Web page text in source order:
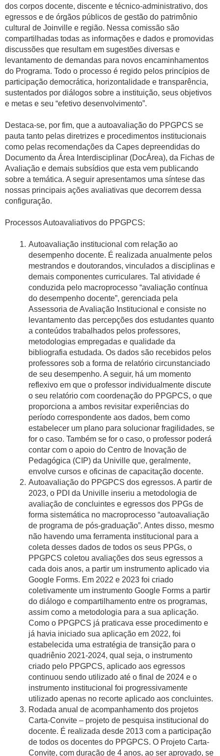
dos corpos docente, discente e técnico-administrativo, dos
egressos e de órgãos públicos de gestão do patrimônio
cultural de Joinville e região. Nessa comissão são
compartilhadas todas as informações e dados e promovidas
discussões que resultam em sugestões diversas e
levantamento de demandas para novos encaminhamentos
do Programa. Todo o processo é regido pelos princípios de
participação democrática, horizontalidade e transparência,
sustentados por diálogos sobre a instituição, seus objetivos
e metas e seu “efetivo desenvolvimento”.
Destaca-se, por fim, que a autoavaliação do PPGPCS se
pauta tanto pelas diretrizes e procedimentos institucionais
como pelas recomendações da Capes depreendidas do
Documento da Área Interdisciplinar (DocÁrea), da Fichas de
Avaliação e demais subsídios que esta vem publicando
sobre a temática. A seguir apresentamos uma síntese das
nossas principais ações avaliativas que decorrem dessa
configuração.
Processos Autoavaliativos do PPGPCS:
Autoavaliação institucional com relação ao
desempenho docente. É realizada anualmente pelos
mestrandos e doutorandos, vinculados a disciplinas e
demais componentes curriculares. Tal atividade é
conduzida pelo macroprocesso “avaliação contínua
do desempenho docente”, gerenciada pela
Assessoria de Avaliação Institucional e consiste no
levantamento das percepções dos estudantes quanto
a conteúdos trabalhados pelos professores,
metodologias empregadas e qualidade da
bibliografia estudada. Os dados são recebidos pelos
professores sob a forma de relatório circunstanciado
de seu desempenho. A seguir, há um momento
reflexivo em que o professor individualmente discute
o seu relatório com coordenação do PPGPCS, o que
proporciona a ambos revisitar experiências do
período correspondente aos dados, bem como
estabelecer um plano para solucionar fragilidades, se
for o caso. Também se for o caso, o professor poderá
contar com o apoio do Centro de Inovação de
Pedagógica (CIP) da Univille que, geralmente,
envolve cursos e oficinas de capacitação docente.
Autoavaliação do PPGPCS dos egressos. A partir de
2023, o PDI da Univille inseriu a metodologia de
avaliação de concluintes e egressos dos PPGs de
forma sistemática no macroprocesso “autoavaliação
de programa de pós-graduação”. Antes disso, mesmo
não havendo uma ferramenta institucional para a
coleta desses dados de todos os seus PPGs, o
PPGPCS coletou avaliações dos seus egressos a
cada dois anos, a partir um instrumento aplicado via
Google Forms. Em 2022 e 2023 foi criado
coletivamente um instrumento Google Forms a partir
do diálogo e compartilhamento entre os programas,
assim como a metodologia para a sua aplicação.
Como o PPGPCS já praticava esse procedimento e
já havia iniciado sua aplicação em 2022, foi
estabelecida uma estratégia de transição para o
quadriênio 2021-2024, qual seja, o instrumento
criado pelo PPGPCS, aplicado aos egressos
continuou sendo utilizado até o final de 2024 e o
instrumento institucional foi progressivamente
utilizado apenas no recorte aplicado aos concluintes.
Rodada anual de acompanhamento dos projetos
Carta-Convite – projeto de pesquisa institucional do
docente. É realizada desde 2013 com a participação
de todos os docentes do PPGPCS. O Projeto Carta-
Convite, com duração de 4 anos, ao ser aprovado, se